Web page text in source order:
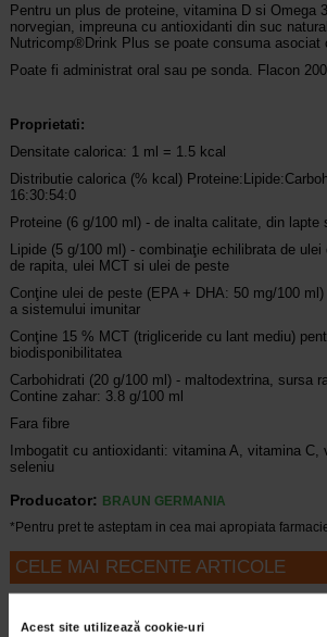
Acest site utilizează cookie-uri
Pentru un plus de proteine, vitamina D si Omega
norvegian, impreuna cu antioxidanti din suc
Nutricomp®Drink Plus se poate consuma asociat
Poate fi administrat oral sau pe sonda. Flacon 200
Proprietati:
Densitate calorica: 1 ml = 1.5 kcal
Distributie calorica (% kcal)
16:30:54:0
Proteine (6 g/100 ml) - de inalta calitate, din lapte
Lipide (5 g/100 ml) - combinaţie echilibrata de
de rapita, ulei MCT si ulei de peste
Conţine ulei de peste (EPA + DHA: 50 mg/100
a sistemului imunitar
Conţine 15 % MCT (trigliceride cu lant mediu)
biodisponibilitatea
Carbohidrati (20 g/100 ml) - maltodextrina, sursa
Contine zahar: 3.8 g/100 ml
Fara fibre
Imbogatit cu antioxidanti: vitamina A, vitamina C,
seleniu
Producator: BRAUN GERMANIA
*Pentru pret te asteptam in cea mai apropiata
CELE MAI RECENTE ARTICOLE
metode prin care va puteti